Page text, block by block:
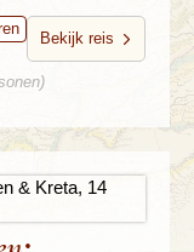
Bekijk reis